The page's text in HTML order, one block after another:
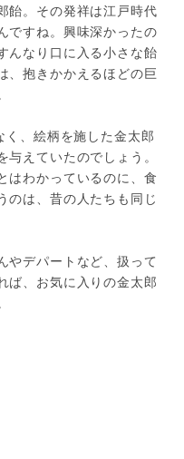
飴。その発祥は江戸時代
ですね。興味深かったの
んなり口に入る小さな飴
、抱きかかえるほどの巨
、絵柄を施した金太郎
えていたのでしょう。
はわかっているのに、食
のは、昔の人たちも同じ
やデパートなど、扱って
ば、お気に入りの金太郎